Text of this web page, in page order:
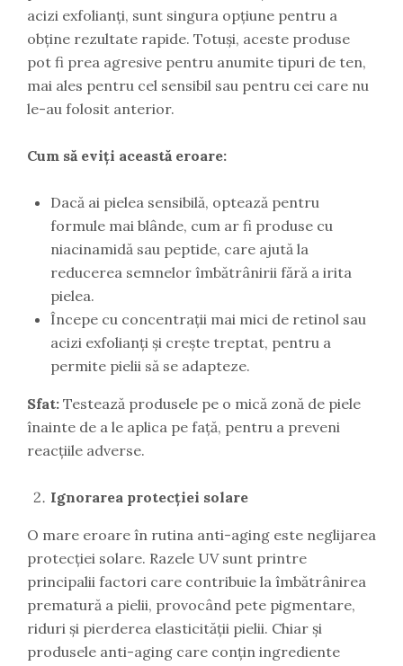
acizi exfolianți, sunt singura opțiune pentru a
obține rezultate rapide. Totuși, aceste produse
pot fi prea agresive pentru anumite tipuri de ten,
mai ales pentru cel sensibil sau pentru cei care nu
le-au folosit anterior.
Cum să eviți această eroare:
Dacă ai pielea sensibilă, optează pentru
formule mai blânde, cum ar fi produse cu
niacinamidă sau peptide, care ajută la
reducerea semnelor îmbătrânirii fără a irita
pielea.
Începe cu concentrații mai mici de retinol sau
acizi exfolianți și crește treptat, pentru a
permite pielii să se adapteze.
Sfat: Testează produsele pe o mică zonă de piele
înainte de a le aplica pe față, pentru a preveni
reacțiile adverse.
Ignorarea protecției solare
O mare eroare în rutina anti-aging este neglijarea
protecției solare. Razele UV sunt printre
principalii factori care contribuie la îmbătrânirea
prematură a pielii, provocând pete pigmentare,
riduri și pierderea elasticității pielii. Chiar și
produsele anti-aging care conțin ingrediente